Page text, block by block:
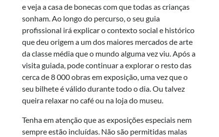
e veja a casa de bonecas com que todas as crianças
sonham. Ao longo do percurso, o seu guia
profissional irá explicar o contexto social e histórico
que deu origem a um dos maiores mercados de arte
da classe média que o mundo alguma vez viu. Após a
visita guiada, pode continuar a explorar o resto das
cerca de 8 000 obras em exposição, uma vez que o
seu bilhete é válido durante todo o dia. Ou talvez
queira relaxar no café ou na loja do museu.
Tenha em atenção que as exposições especiais nem
sempre estão incluídas. Não são permitidas malas